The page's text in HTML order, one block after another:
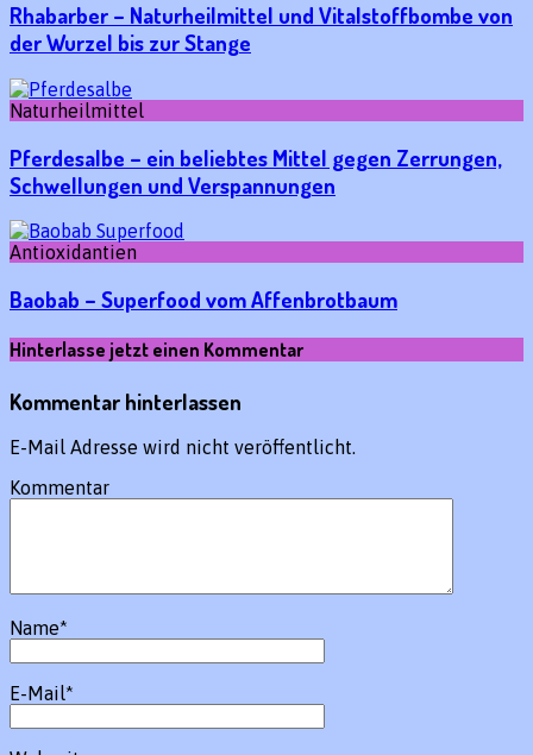
Rhabarber – Naturheilmittel und Vitalstoffbombe von
der Wurzel bis zur Stange
Naturheilmittel
Pferdesalbe – ein beliebtes Mittel gegen Zerrungen,
Schwellungen und Verspannungen
Antioxidantien
Baobab – Superfood vom Affenbrotbaum
Hinterlasse jetzt einen Kommentar
Kommentar hinterlassen
E-Mail Adresse wird nicht veröffentlicht.
Kommentar
Name*
E-Mail*